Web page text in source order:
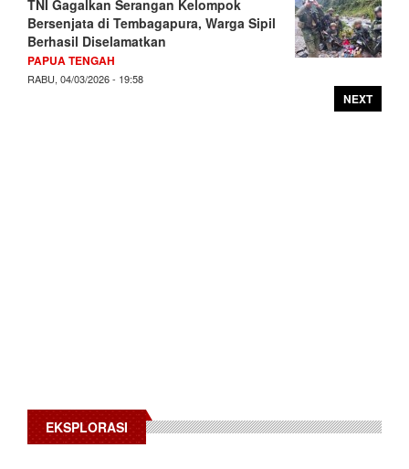
TNI Gagalkan Serangan Kelompok
Bersenjata di Tembagapura, Warga Sipil
Berhasil Diselamatkan
PAPUA TENGAH
RABU, 04/03/2026 - 19:58
NEXT
EKSPLORASI